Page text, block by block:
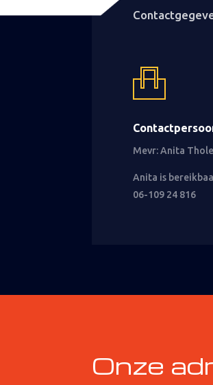
Mevr: Anita Thole
Anita is
06-109 24 816
Onze